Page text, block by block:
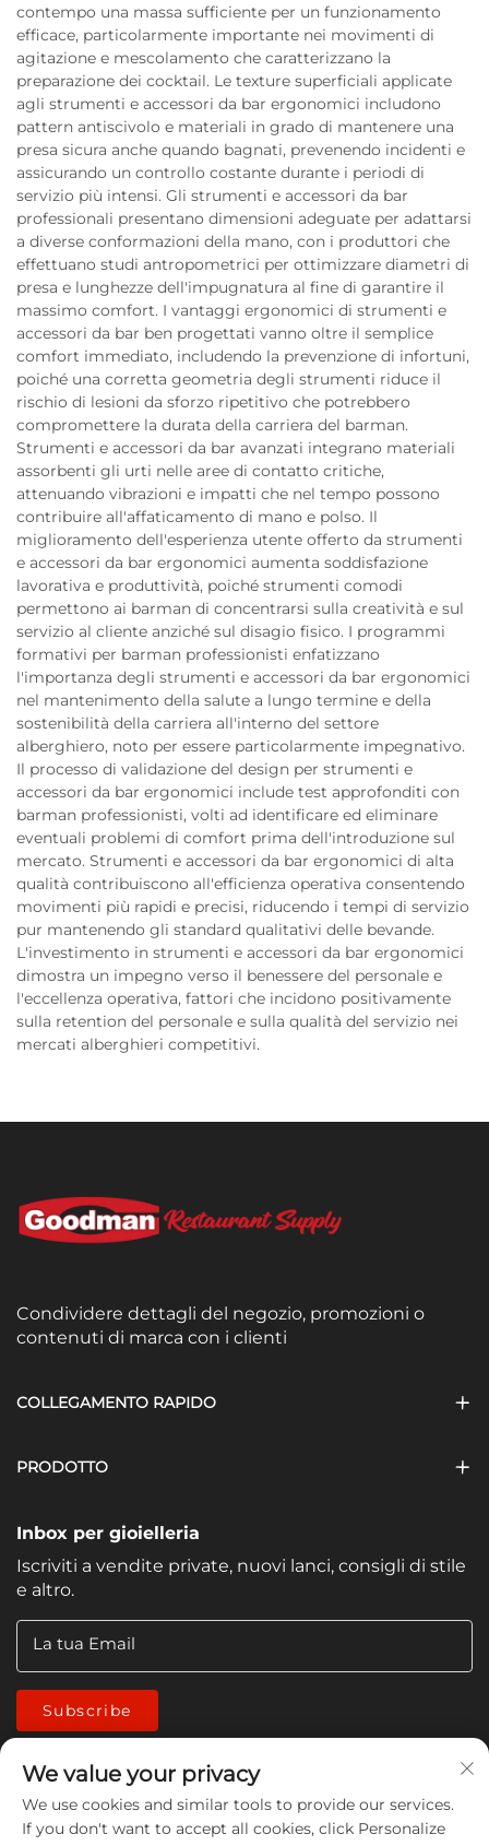
contempo una massa sufficiente per un funzionamento
efficace, particolarmente importante nei movimenti di
agitazione e mescolamento che caratterizzano la
preparazione dei cocktail. Le texture superficiali applicate
agli strumenti e accessori da bar ergonomici includono
pattern antiscivolo e materiali in grado di mantenere una
presa sicura anche quando bagnati, prevenendo incidenti e
assicurando un controllo costante durante i periodi di
servizio più intensi. Gli strumenti e accessori da bar
professionali presentano dimensioni adeguate per adattarsi
a diverse conformazioni della mano, con i produttori che
effettuano studi antropometrici per ottimizzare diametri di
presa e lunghezze dell'impugnatura al fine di garantire il
massimo comfort. I vantaggi ergonomici di strumenti e
accessori da bar ben progettati vanno oltre il semplice
comfort immediato, includendo la prevenzione di infortuni,
poiché una corretta geometria degli strumenti riduce il
rischio di lesioni da sforzo ripetitivo che potrebbero
compromettere la durata della carriera del barman.
Strumenti e accessori da bar avanzati integrano materiali
assorbenti gli urti nelle aree di contatto critiche,
attenuando vibrazioni e impatti che nel tempo possono
contribuire all'affaticamento di mano e polso. Il
miglioramento dell'esperienza utente offerto da strumenti
e accessori da bar ergonomici aumenta soddisfazione
lavorativa e produttività, poiché strumenti comodi
permettono ai barman di concentrarsi sulla creatività e sul
servizio al cliente anziché sul disagio fisico. I programmi
formativi per barman professionisti enfatizzano
l'importanza degli strumenti e accessori da bar ergonomici
nel mantenimento della salute a lungo termine e della
sostenibilità della carriera all'interno del settore
alberghiero, noto per essere particolarmente impegnativo.
Il processo di validazione del design per strumenti e
accessori da bar ergonomici include test approfonditi con
barman professionisti, volti ad identificare ed eliminare
eventuali problemi di comfort prima dell'introduzione sul
mercato. Strumenti e accessori da bar ergonomici di alta
qualità contribuiscono all'efficienza operativa consentendo
movimenti più rapidi e precisi, riducendo i tempi di servizio
pur mantenendo gli standard qualitativi delle bevande.
L'investimento in strumenti e accessori da bar ergonomici
dimostra un impegno verso il benessere del personale e
l'eccellenza operativa, fattori che incidono positivamente
sulla retention del personale e sulla qualità del servizio nei
mercati alberghieri competitivi.
Condividere dettagli del negozio, promozioni o
contenuti di marca con i clienti
COLLEGAMENTO RAPIDO
PRODOTTO
Inbox per gioielleria
Iscriviti a vendite private, nuovi lanci, consigli di stile
e altro.
La tua Email
Subscribe
We value your privacy
We use cookies and similar tools to provide our services.
If you don't want to accept all cookies, click Personalize